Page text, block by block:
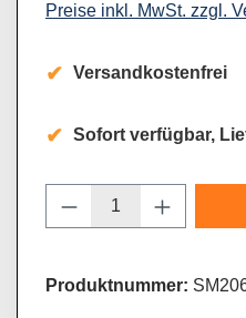
Preise inkl. MwSt. zzgl.
Versandkostenfrei
Sofort verfügbar,
Produkt Anzahl:
Produktnummer: